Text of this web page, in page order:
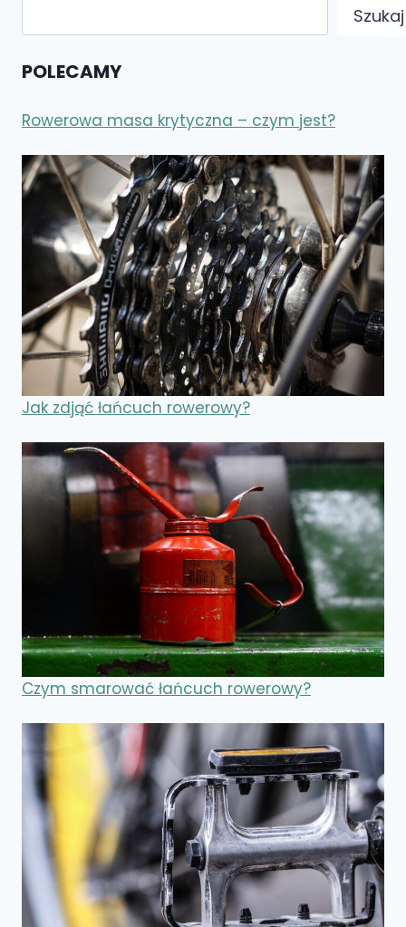
Szukaj
POLECAMY
Rowerowa masa krytyczna – czym jest?
Jak zdjąć łańcuch rowerowy?
Czym smarować łańcuch rowerowy?